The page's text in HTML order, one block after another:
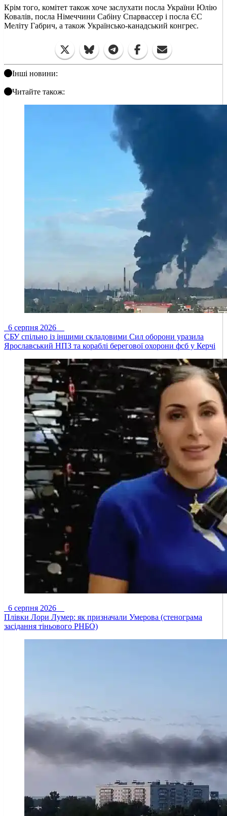
Крім того, комітет також хоче заслухати посла України Юлію
Ковалів, посла Німеччини Сабіну Спарвассер і посла ЄС
Меліту Габрич, а також Українсько-канадський конгрес.
Інші новини:
Читайте також:
6 серпня 2026
СБУ спільно із іншими складовими Сил оборони уразила
Ярославський НПЗ та кораблі берегової охорони фсб у Керчі
6 серпня 2026
Плівки Лори Лумер: як призначали Умерова (стенограма
засідання тіньового РНБО)